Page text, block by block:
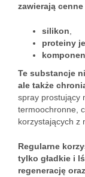
zawierają
silikon
proteiny
Te substancje
ale także
spray prostujący
termoochronne,
korzystających z
Regularne
tylko gładkie i
regenerację